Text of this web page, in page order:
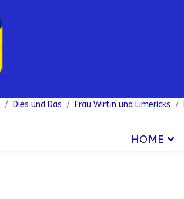
Dies und Das Frau Wirtin und Limericks
HOME